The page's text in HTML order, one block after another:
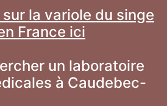
la variole du singe
France ici
un laboratoire
à Caudebec-